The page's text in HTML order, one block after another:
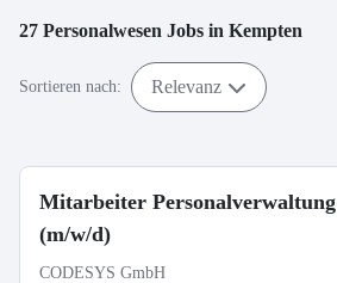
27 Personalwesen Jobs in Kempten
Sortieren nach: Relevanz
Mitarbeiter Personalverwaltung
(m/w/d)
CODESYS GmbH